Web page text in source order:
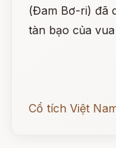
(Đam Bơ-ri) đã
tàn bạo của
Cổ tích Việt